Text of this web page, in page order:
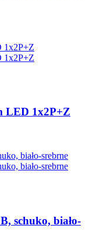
LED 1x2P+Z
schuko, biało-